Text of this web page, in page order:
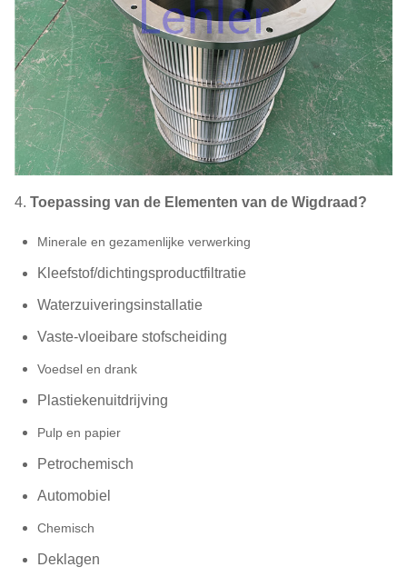
4. Toepassing van de Elementen van de Wigdraad?
Minerale en gezamenlijke verwerking
Kleefstof/dichtingsproductfiltratie
Waterzuiveringsinstallatie
Vaste-vloeibare stofscheiding
Voedsel en drank
Plastiekenuitdrijving
Pulp en papier
Petrochemisch
Automobiel
Chemisch
Deklagen